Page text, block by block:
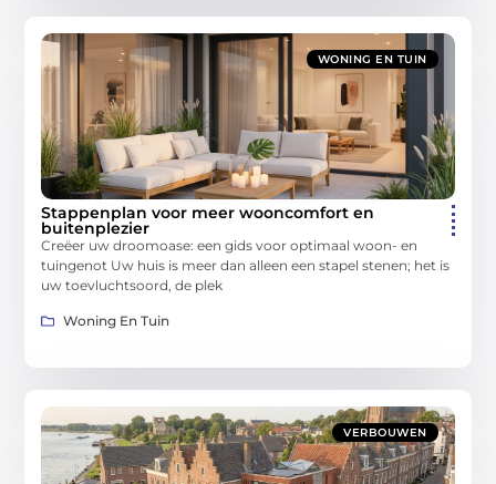
WONING EN TUIN
Stappenplan voor meer wooncomfort en
buitenplezier
Creëer uw droomoase: een gids voor optimaal woon- en
tuingenot Uw huis is meer dan alleen een stapel stenen; het is
uw toevluchtsoord, de plek
Woning En Tuin
VERBOUWEN